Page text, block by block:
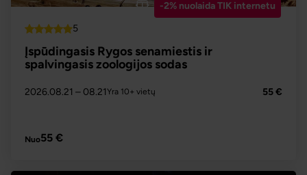
-2% nuolaida TIK internetu
5
Įspūdingasis Rygos senamiestis ir
spalvingasis zoologijos sodas
2026.08.21 – 08.21 Yra 10+ vietų 55 €
Nuo55 €